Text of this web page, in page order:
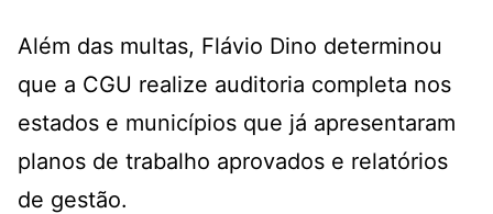
Além das multas, Flávio Dino determinou
que a CGU realize auditoria completa nos
estados e municípios que já apresentaram
planos de trabalho aprovados e relatórios
de gestão.